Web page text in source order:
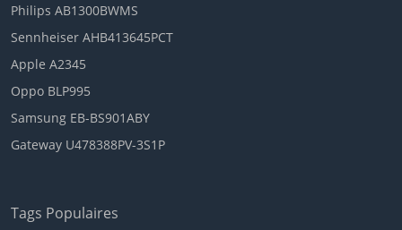
Philips AB1300BWMS
Sennheiser AHB413645PCT
Apple A2345
Oppo BLP995
Samsung EB-BS901ABY
Gateway U478388PV-3S1P
Tags Populaires